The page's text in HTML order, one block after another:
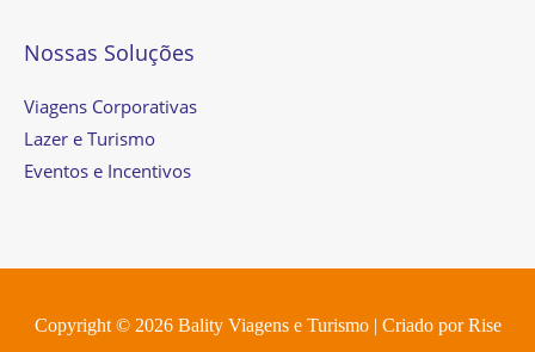
Nossas Soluções
Viagens Corporativas
Lazer e Turismo
Eventos e Incentivos
Copyright © 2026 Bality Viagens e Turismo| Criado porRise